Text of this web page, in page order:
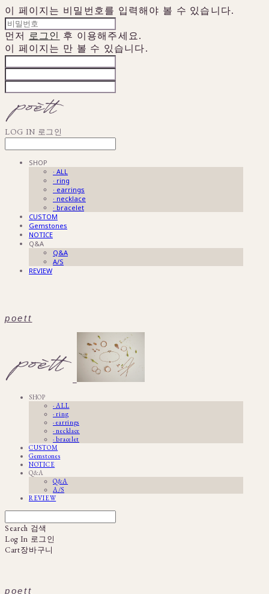
이 페이지는 비밀번호를 입력해야 볼 수 있습니다.
먼저 로그인 후 이용해주세요.
이 페이지는 만 볼 수 있습니다.
LOG IN 로그인
SHOP
· ALL
· ring
· earrings
· necklace
· bracelet
CUSTOM
Gemstones
NOTICE
Q&A
Q&A
A/S
REVIEW
poett
SHOP
· ALL
· ring
· earrings
· necklace
· bracelet
CUSTOM
Gemstones
NOTICE
Q&A
Q&A
A/S
REVIEW
Search 검색
Log In 로그인
Cart장바구니
poett